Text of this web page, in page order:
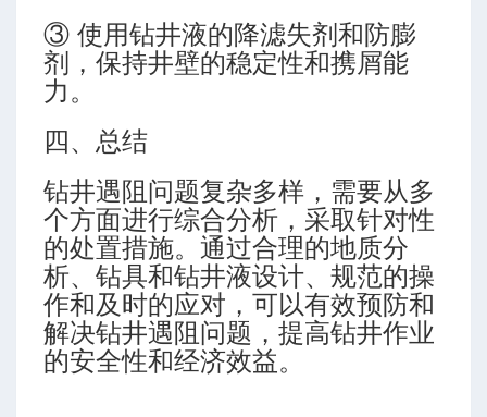
③ 使用钻井液的降滤失剂和防膨
剂，保持井壁的稳定性和携屑能
力。
四、总结
钻井遇阻问题复杂多样，需要从多
个方面进行综合分析，采取针对性
的处置措施。通过合理的地质分
析、钻具和钻井液设计、规范的操
作和及时的应对，可以有效预防和
解决钻井遇阻问题，提高钻井作业
的安全性和经济效益。